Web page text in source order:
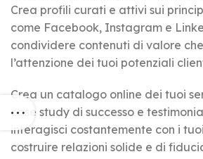
Crea profili curati e attivi sui
come Facebook, Instagram e
condividere contenuti di valore
l’attenzione dei tuoi potenziali
Crea un catalogo online dei tuoi
case study di successo e
interagisci costantemente con i
costruire relazioni solide e di